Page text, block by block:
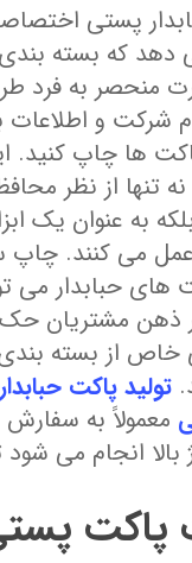
پستی
‌دهد که بسته‌
منحصر به ‌فرد
شرکت و اطلاعات
‌ها چاپ کنید.
‌تنها از نظر
به‌ عنوان یک
عمل می‌ کنند. چاپ
‌های حبابدار می‌
ذهن مشتریان
خاص از بسته
تولید پاکت
معمولاً به
بالا انجام می
پاکت